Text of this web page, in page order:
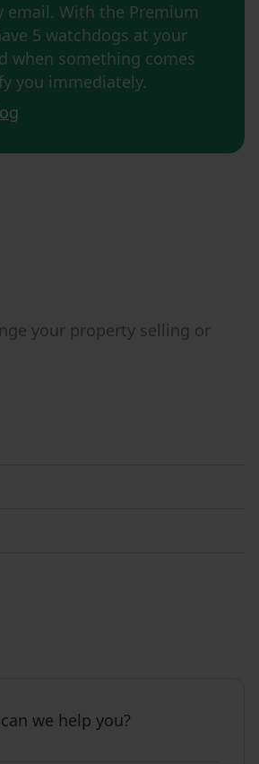
email. With the Premium
5 watchdogs at your
when something comes
you immediately.
your property selling or
we help you?